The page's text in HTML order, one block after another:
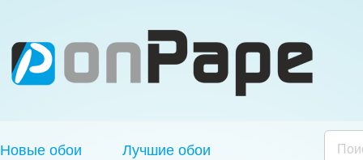
Новые обои Лучшие обои